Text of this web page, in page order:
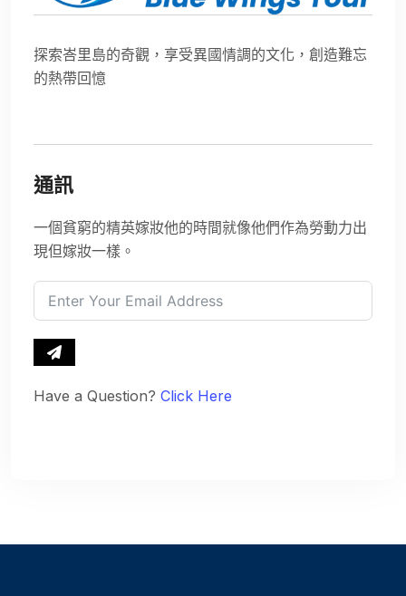
探索峇里島的奇觀，享受異國情調的文化，創造難忘
的熱帶回憶
通訊
一個貧窮的精英嫁妝他的時間就像他們作為勞動力出
現但嫁妝一樣。
Have a Question? Click Here